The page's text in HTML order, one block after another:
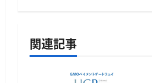
シ
ョ
関連記事